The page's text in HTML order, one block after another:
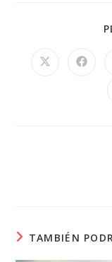
TAMBIÉN